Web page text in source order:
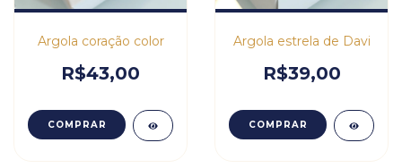
Argola coração color
R$43,00
COMPRAR
Argola estrela de Davi
R$39,00
COMPRAR